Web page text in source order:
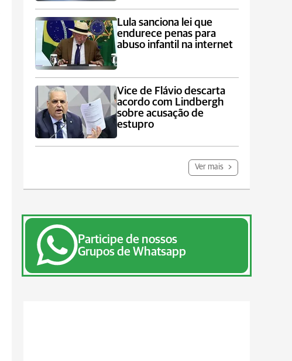
Lula sanciona lei que
endurece penas para
abuso infantil na internet
Vice de Flávio descarta
acordo com Lindbergh
sobre acusação de
estupro
Ver mais
Participe de nossos
Grupos de Whatsapp